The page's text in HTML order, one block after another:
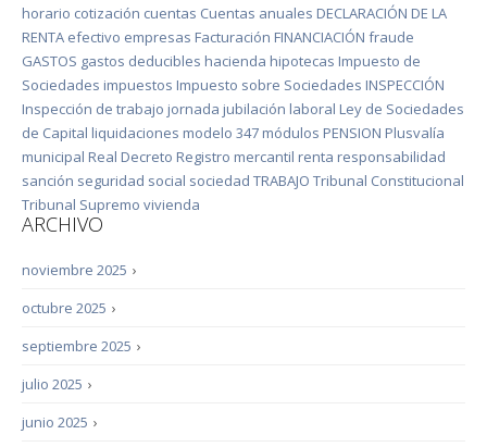
horario cotización cuentas Cuentas anuales DECLARACIÓN DE LA
RENTA efectivo empresas Facturación FINANCIACIÓN fraude
GASTOS gastos deducibles hacienda hipotecas Impuesto de
Sociedades impuestos Impuesto sobre Sociedades INSPECCIÓN
Inspección de trabajo jornada jubilación laboral Ley de Sociedades
de Capital liquidaciones modelo 347 módulos PENSION Plusvalía
municipal Real Decreto Registro mercantil renta responsabilidad
sanción seguridad social sociedad TRABAJO Tribunal Constitucional
Tribunal Supremo vivienda
ARCHIVO
›
noviembre 2025
›
octubre 2025
›
septiembre 2025
›
julio 2025
›
junio 2025